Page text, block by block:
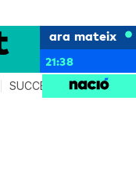
ara mateix
21:38
SUCCESSOS